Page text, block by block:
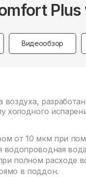
Видеообзор
холодного
от 10 мкм при
водопроводная
полном расходе
в поддон.